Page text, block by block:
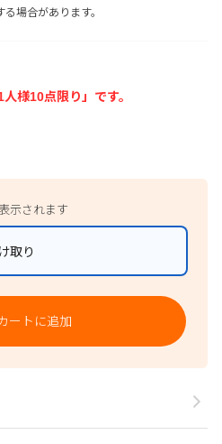
場合があります。
様10点限り」です。
示されます
取り
ートに追加